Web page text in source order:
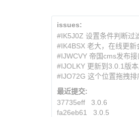
issues:
#IK5J0Z 设置条件判断过
#IK4BSX 老大，在线更
#IJWCVY 帝国cms发布接
#IJOLKY 更新到3.0.1版
#IJO72G 这个位置拖拽
最近提交:
37735eff
3.0.6
fa26eb61
3.0.5